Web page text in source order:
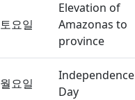
토요일
Elevation of
Amazonas to
province
월요일
Independence
Day